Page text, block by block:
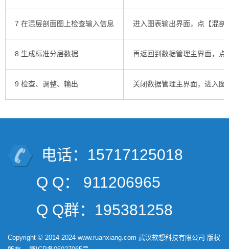
7 在混层剖面图上检查输入信息 进入图表输出界面，点【混
8 生成标准分层数据 再返回到数据管理主界面，
9 检查、调整、输出 关闭数据管理主界面，进入
电话：15717125018
Q Q： 911206965
Q Q群：195381258
Copyright © 2014-2024 www.ruanxiang.com 武汉软想科技有限公司 版权